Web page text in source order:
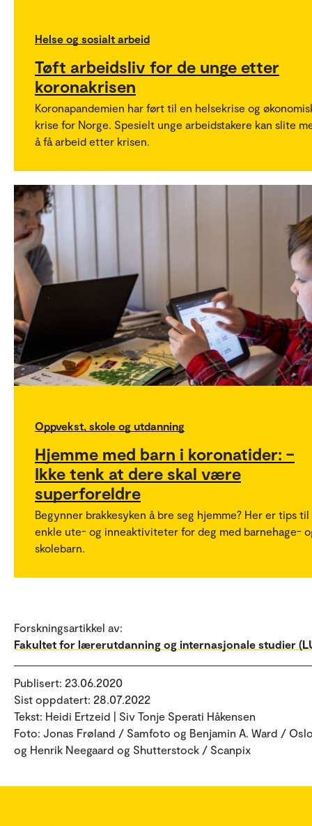
Helse og sosialt arbeid
Tøft arbeidsliv for de unge etter
koronakrisen
Koronapandemien har ført til en helsekrise og
krise for Norge. Spesielt unge arbeidstakere kan slite
å få arbeid etter krisen.
Oppvekst, skole og utdanning
Hjemme med barn i koronatider: –
Ikke tenk at dere skal være
superforeldre
Begynner brakkesyken å bre seg hjemme? Her er tips til
enkle ute- og inneaktiviteter for deg med barnehage-
skolebarn.
Forskningsartikkel av:
Fakultet for lærerutdanning og internasjonale studier
Publisert: 23.06.2020
Sist oppdatert: 28.07.2022
Tekst: Heidi Ertzeid | Siv Tonje Sperati Håkensen
Foto: Jonas Frøland / Samfoto og Benjamin A. Ward /
og Henrik Neegaard og Shutterstock / Scanpix